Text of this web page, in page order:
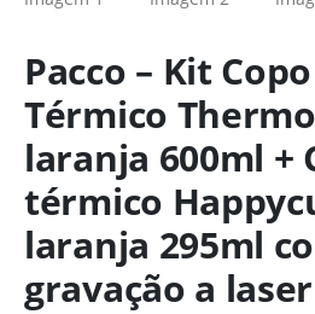
Pacco – Kit Copo
Térmico
laranja 600ml +
térmico
laranja 295ml
gravação a laser